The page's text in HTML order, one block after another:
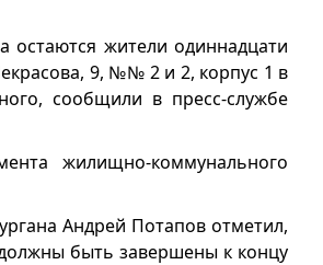
остаются жители одиннадцати
9, №№ 2 и 2, корпус 1 в
сообщили в пресс-службе
жилищно-коммунального
Андрей Потапов отметил,
быть завершены к концу